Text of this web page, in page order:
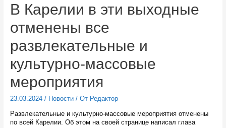
В Карелии в эти выходные
отменены все
развлекательные и
культурно-массовые
мероприятия
23.03.2024/ Новости/ От Редактор
Развлекательные и культурно-массовые мероприятия отменены
по всей Карелии. Об этом на своей странице написал глава